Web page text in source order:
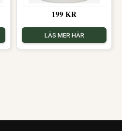
199 KR
LÄS MER HÄR